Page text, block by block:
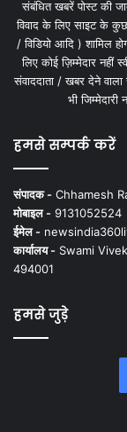
संबंधित खबरें पोस्ट की
विवाद के लिए साइट के कुछ
/ विडियो आदि ) शामिल
लिए कोई ज़िम्मेदार नहीं
संवाददाता / खबर देने
भी जिम्मेदारी
हमसे सम्पर्क करें
संपादक - Chhamesh
मोबाइल - 9131052524
ईमेल -
कार्यालय - Swami
494001
हमसे जुड़े